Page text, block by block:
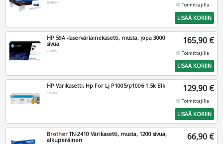
TN910BK fiber_manual_recordToimittajilla
LISÄÄ KORIIN
HP 59A -laserväriainekasetti, musta, jopa 3000
sivua
CF259A
165,90 €
fiber_manual_recordToimittajilla
LISÄÄ KORIIN
HP Värikasetti, Hp For Lj P1005/p1006 1.5k Blk
CB435A 129,90 €
fiber_manual_recordToimittajilla
LISÄÄ KORIIN
BrotherTN-2410 Värikasetti, musta, 1200 sivua,
alkuperäinen
66,90 €